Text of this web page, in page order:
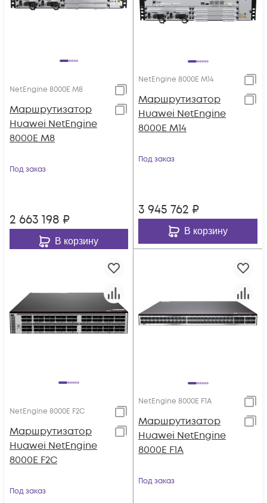
NetEngine 8000E M8
Маршрутизатор
Huawei NetEngine
8000E M8
Под заказ
2 663 198 ₽
В корзину
NetEngine 8000E M14
Маршрутизатор
Huawei NetEngine
8000E M14
Под заказ
3 945 762 ₽
В корзину
NetEngine 8000E F2C
Маршрутизатор
Huawei NetEngine
8000E F2C
Под заказ
NetEngine 8000E F1A
Маршрутизатор
Huawei NetEngine
8000E F1A
Под заказ